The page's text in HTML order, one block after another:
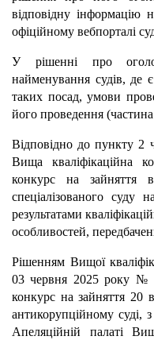
відповідну інформацію
офіційному вебпорталі
У рішенні про
найменування судів, де є
таких посад, умови
його проведення (частина
Відповідно до пункту 2
Вища кваліфікаційна
конкурс на зайняття
спеціалізованого суду
результатами
особливостей,
Рішенням Вищої
03 червня 2025 року №
конкурс на зайняття 20
антикорупційному суді,
Апеляційній палаті